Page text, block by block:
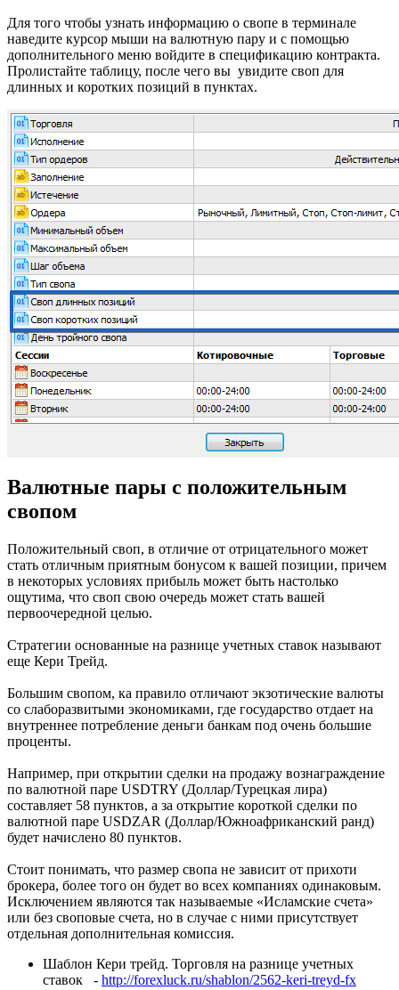
Для того чтобы узнать информацию о свопе в терминале
наведите курсор мыши на валютную пару и с помощью
дополнительного меню войдите в спецификацию контракта.
Пролистайте таблицу, после чего вы увидите своп для
длинных и коротких позиций в пунктах.
Валютные пары с положительным
свопом
Положительный своп, в отличие от отрицательного может
стать отличным приятным бонусом к вашей позиции, причем
в некоторых условиях прибыль может быть настолько
ощутима, что своп свою очередь может стать вашей
первоочередной целью.
Стратегии основанные на разнице учетных ставок называют
еще Кери Трейд.
Большим свопом, ка правило отличают экзотические валюты
со слаборазвитыми экономиками, где государство отдает на
внутреннее потребление деньги банкам под очень большие
проценты.
Например, при открытии сделки на продажу вознаграждение
по валютной паре USDTRY (Доллар/Турецкая лира)
составляет 58 пунктов, а за открытие короткой сделки по
валютной паре USDZAR (Доллар/Южноафриканский ранд)
будет начислено 80 пунктов.
Стоит понимать, что размер свопа не зависит от прихоти
брокера, более того он будет во всех компаниях одинаковым.
Исключением являются так называемые «Исламские счета»
или без своповые счета, но в случае с ними присутствует
отдельная дополнительная комиссия.
Шаблон Кери трейд. Торговля на разнице учетных
ставок - http://forexluck.ru/shablon/2562-keri-treyd-fx